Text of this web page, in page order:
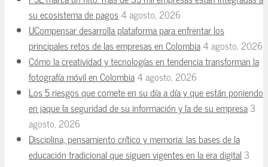
su ecosistema de pagos4 agosto, 2026
UCompensar desarrolla plataforma para enfrentar los
principales retos de las empresas en Colombia4 agosto, 2026
Cómo la creatividad y tecnologías en tendencia transforman la
fotografía móvil en Colombia4 agosto, 2026
Los 5 riesgos que comete en su día a día y que están poniendo
en jaque la seguridad de su información y la de su empresa3
agosto, 2026
Disciplina, pensamiento crítico y memoria: las bases de la
educación tradicional que siguen vigentes en la era digital 3